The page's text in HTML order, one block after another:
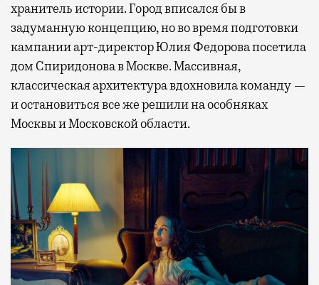
хранитель истории. Город вписался бы в
задуманную концепцию, но во время подготовки
кампании арт-директор Юлия Федорова посетила
дом Спиридонова в Москве. Массивная,
классическая архитектура вдохновила команду —
и остановиться все же решили на особняках
Москвы и Московской области.